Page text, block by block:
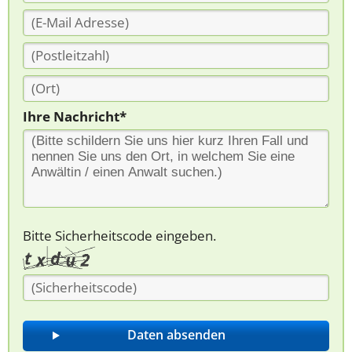
Ihre Nachricht*
Bitte Sicherheitscode eingeben.